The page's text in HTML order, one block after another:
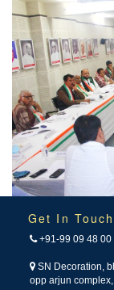
Get In Touch
+91-99 09 48 00
SN Decoration,
opp arjun